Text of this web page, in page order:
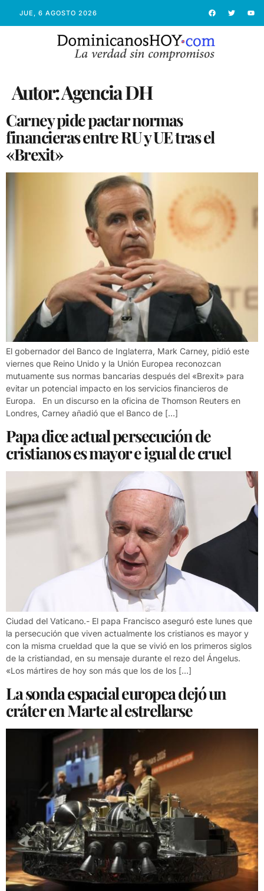
JUE, 6 AGOSTO 2026
Autor:Agencia DH
Carney pide pactar normas
financieras entre RU y UE tras el
«Brexit»
El gobernador del Banco de Inglaterra, Mark Carney, pidió este
viernes que Reino Unido y la Unión Europea reconozcan
mutuamente sus normas bancarias después del «Brexit» para
evitar un potencial impacto en los servicios financieros de
Europa. En un discurso en la oficina de Thomson Reuters en
Londres, Carney añadió que el Banco de […]
Papa dice actual persecución de
cristianos es mayor e igual de cruel
Ciudad del Vaticano.- El papa Francisco aseguró este lunes que
la persecución que viven actualmente los cristianos es mayor y
con la misma crueldad que la que se vivió en los primeros siglos
de la cristiandad, en su mensaje durante el rezo del Ángelus.
«Los mártires de hoy son más que los de los […]
La sonda espacial europea dejó un
cráter en Marte al estrellarse